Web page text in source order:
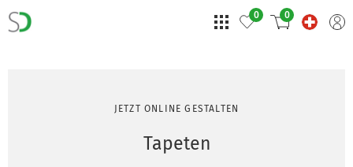
0 0
JETZT ONLINE GESTALTEN
Tapeten